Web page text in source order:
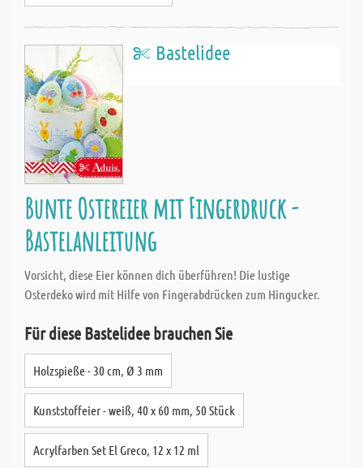
Bastelidee
Bunte Ostereier mit Fingerdruck -
Bastelanleitung
Vorsicht, diese Eier können dich überführen! Die lustige
Osterdeko wird mit Hilfe von Fingerabdrücken zum Hingucker.
Für diese Bastelidee brauchen Sie
Holzspieße - 30 cm, Ø 3 mm
Kunststoffeier - weiß, 40 x 60 mm, 50 Stück
Acrylfarben Set El Greco, 12 x 12 ml